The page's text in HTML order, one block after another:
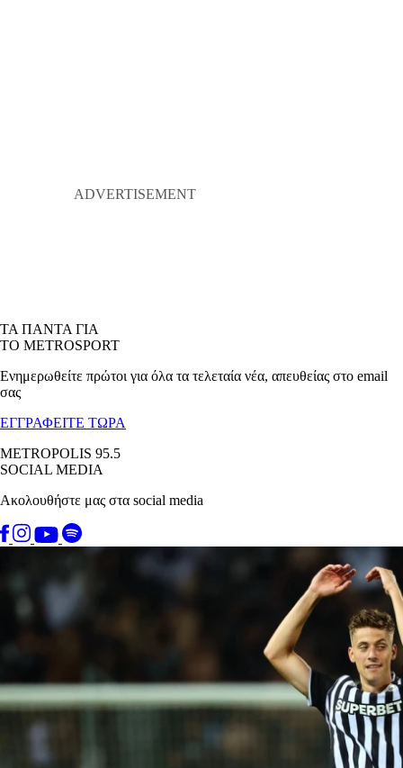
ΤΑ ΠΑΝΤΑ ΓΙΑ
ΤΟ METROSPORT
Ενημερωθείτε πρώτοι για όλα τα τελεταία νέα, απευθείας στο email
σας
ΕΓΓΡΑΦΕΙΤΕ ΤΩΡΑ
METROPOLIS 95.5
SOCIAL MEDIA
Ακολουθήστε μας στα social media